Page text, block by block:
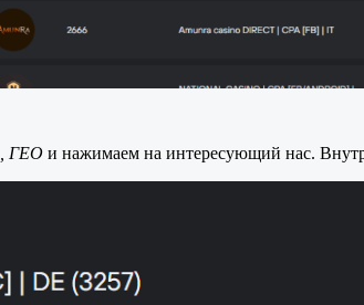
ГЕО и нажимаем на интересующий нас.